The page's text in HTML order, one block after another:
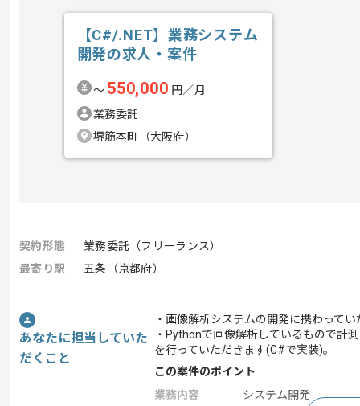
【C#/.NET】業務システム
開発の求人・案件
〜 550,000 円／月
業務委託
堺筋本町（大阪府）
契約形態
業務委託（フリーランス）
最寄り駅
五条（京都府）
あなたに担当していた
だくこと
・画像解析システムの開発に携わって
・Pythonで画像解析しているもので計
を行っていただきます(C#で実装)。
この案件のポイント
業務内容
システム開発